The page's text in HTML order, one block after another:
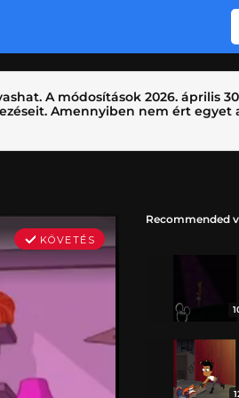
A módosítások 2026. április
Amennyiben nem ért egyet
Recommended